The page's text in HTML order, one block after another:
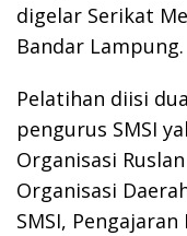
digelar Serikat
Bandar Lampung.
Pelatihan diisi
pengurus SMSI
Organisasi
Organisasi
SMSI,